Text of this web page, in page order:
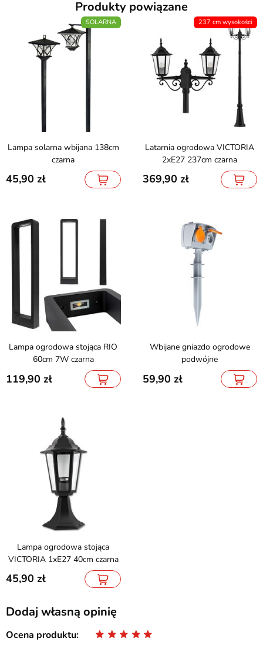
Produkty powiązane
SOLARNA
Lampa solarna wbijana 138cm
czarna
45,90
237 cm wysokości
Latarnia ogrodowa VICTORIA
2xE27 237cm czarna
369,90
Lampa ogrodowa stojąca RIO
60cm 7W czarna
119,90
Wbijane gniazdo ogrodowe
podwójne
59,90
Lampa ogrodowa stojąca
VICTORIA 1xE27 40cm czarna
45,90
Dodaj własną opinię
Ocena produktu